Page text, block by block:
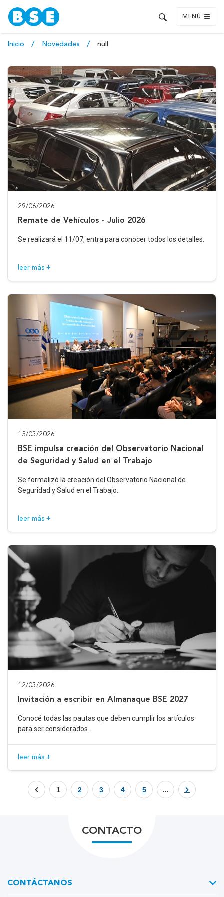
MENÚ
Inicio Novedades null
29/06/2026
Remate de Vehículos - Julio 2026
Se realizará el 11/07, entra para conocer todos los detalles.
leer más +
13/05/2026
BSE impulsa creación del Observatorio Nacional
de Seguridad y Salud en el Trabajo
Se formalizó la creación del Observatorio Nacional de
Seguridad y Salud en el Trabajo.
leer más +
12/05/2026
Invitación a escribir en Almanaque BSE 2027
Conocé todas las pautas que deben cumplir los artículos
para ser considerados.
leer más +
1 2 3 4 5 ...
CONTACTO
CONTÁCTANOS